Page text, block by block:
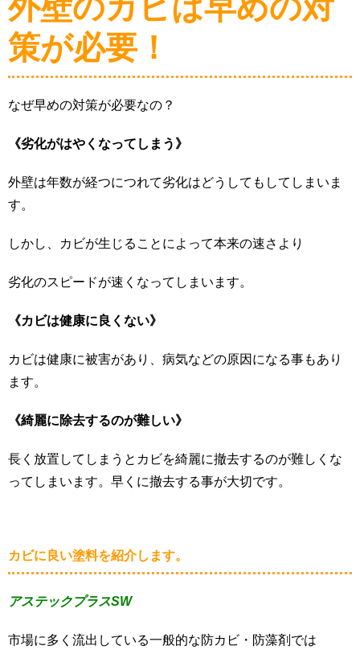
外壁のカビは早めの対
策が必要！
なぜ早めの対策が必要なの？
《劣化がはやくなってしまう》
外壁は年数が経つにつれて劣化はどうしてもしてしまいま
す。
しかし、カビが生じることによって本来の速さより
劣化のスピードが速くなってしまいます。
《カビは健康に良くない》
カビは健康に被害があり、病気などの原因になる事もあり
ます。
《綺麗に除去するのが難しい》
長く放置してしまうとカビを綺麗に撤去するのが難しくな
ってしまいます。早くに撤去する事が大切です。
カビに良い塗料を紹介します。
アステックプラスSW
市場に多く流出している一般的な防カビ・防藻剤では